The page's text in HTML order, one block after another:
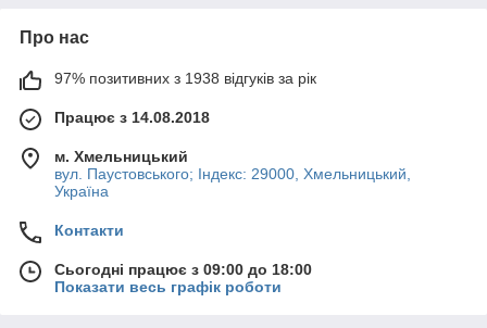
Про нас
97% позитивних з 1938 відгуків за рік
Працює з 14.08.2018
м. Хмельницький
вул. Паустовського; Індекс: 29000, Хмельницький,
Україна
Контакти
Сьогодні працює з 09:00 до 18:00
Показати весь графік роботи